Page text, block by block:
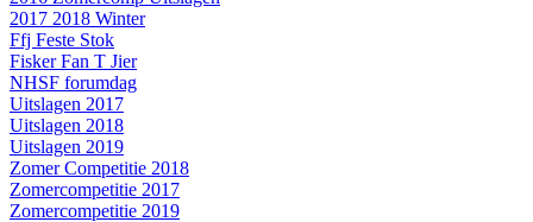
2017 2018 Winter
Ffj Feste Stok
Fisker Fan T Jier
NHSF forumdag
Uitslagen 2017
Uitslagen 2018
Uitslagen 2019
Zomer Competitie 2018
Zomercompetitie 2017
Zomercompetitie 2019